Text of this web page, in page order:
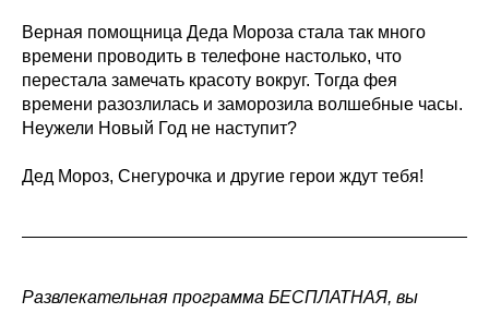
Верная помощница Деда Мороза стала так много
времени проводить в телефоне настолько, что
перестала замечать красоту вокруг. Тогда фея
времени разозлилась и заморозила волшебные часы.
Неужели Новый Год не наступит?
Дед Мороз, Снегурочка и другие герои ждут тебя!
Развлекательная программа БЕСПЛАТНАЯ, вы